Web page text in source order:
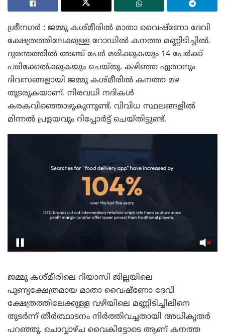
ശ്രീനഗർ : ജമ്മു കശ്മീരിൽ മാതാ വൈഷ്ണോ ദേവി
ക്ഷേത്രത്തിലേക്കുള്ള റോഡിൽ കനത്ത മണ്ണിടിച്ചിൽ.
ദുരന്തത്തിൽ അഞ്ച് പേർ മരിക്കുകയും 14 പേർക്ക്
പരിക്കേൽക്കുകയും ചെയ്തു. കഴിഞ്ഞ ഏതാനും
ദിവസങ്ങളായി ജമ്മു കശ്മീരിൽ കനത്ത മഴ
തുടരുകയാണ്. നിരവധി നദികൾ
കരകവിഞ്ഞൊഴുകുന്നുണ്ട്. വിവിധ സ്ഥലങ്ങളിൽ
മിന്നൽ പ്രളയവും റിപ്പോർട്ട് ചെയ്തിട്ടുണ്ട്.
ജമ്മു കശ്മീരിലെ റിയാസി ജില്ലയിലെ
പുണ്യക്ഷേത്രമായ മാതാ വൈഷ്ണോ ദേവി
ക്ഷേത്രത്തിലേക്കുള്ള വഴിയിലെ മണ്ണിടിച്ചിലിനെ
തുടർന്ന് തീർത്ഥാടനം നിർത്തിവച്ചതായി അധികൃതർ
പറഞ്ഞു. ചൊവ്വാഴ്ച വൈകിട്ടോടെ ആണ് കനത്ത